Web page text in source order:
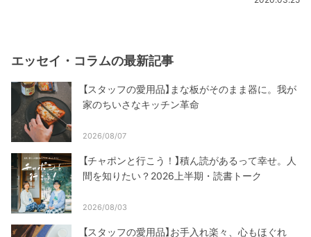
エッセイ・コラムの最新記事
【スタッフの愛用品】まな板がそのまま器に。我が
家のちいさなキッチン革命
2026/08/07
【チャポンと行こう！】積ん読があるって幸せ。人
間を知りたい？2026上半期・読書トーク
2026/08/03
【スタッフの愛用品】お手入れ楽々、心もほぐれ